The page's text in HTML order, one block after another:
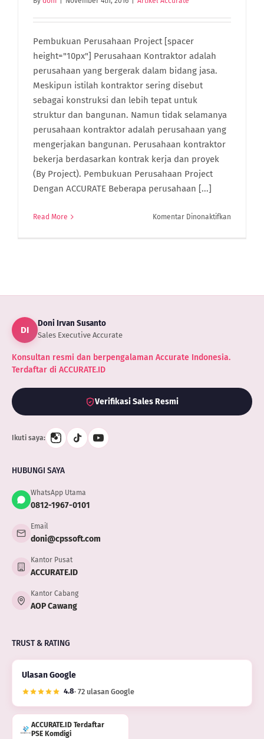
Pembukuan Perusahaan Project [spacer
height="10px"] Perusahaan Kontraktor adalah
perusahaan yang bergerak dalam bidang jasa.
Meskipun istilah kontraktor sering disebut
sebagai konstruksi dan lebih tepat untuk
struktur dan bangunan. Namun tidak selamanya
perusahaan kontraktor adalah perusahaan yang
mengerjakan bangunan. Perusahaan kontraktor
bekerja berdasarkan kontrak kerja dan proyek
(By Project). Pembukuan Perusahaan Project
Dengan ACCURATE Beberapa perusahaan [...]
Read More Komentar Dinonaktifkan
DI
Doni Irvan Susanto
Sales Executive Accurate
Konsultan resmi dan berpengalaman Accurate Indonesia.
Terdaftar di ACCURATE.ID
Verifikasi Sales Resmi
Ikuti saya:
HUBUNGI SAYA
WhatsApp Utama
0812-1967-0101
Email
doni@cpssoft.com
Kantor Pusat
ACCURATE.ID
Kantor Cabang
AOP Cawang
TRUST & RATING
Ulasan Google
4.8· 72 ulasan Google
ACCURATE.ID Terdaftar
PSE Komdigi